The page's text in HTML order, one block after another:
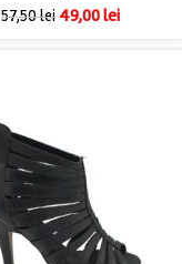
57,50lei 49,00lei